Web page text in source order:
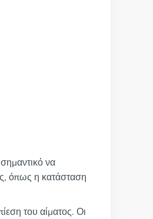
να
όπως η κατάσταση
του αίματος. Οι